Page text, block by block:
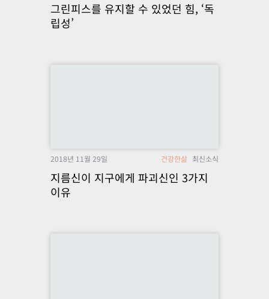
그린피스를 유지할 수 있었던 힘, ‘독
립성’
2018년 11월 29일 건강한삶 최신소식
지름신이 지구에게 파괴신인 3가지
이유